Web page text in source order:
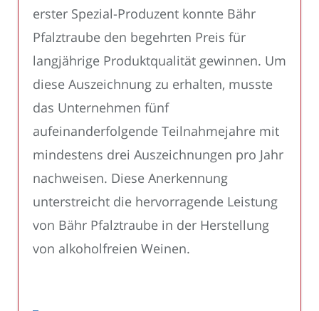
erster Spezial-Produzent konnte Bähr
Pfalztraube den begehrten Preis für
langjährige Produktqualität gewinnen. Um
diese Auszeichnung zu erhalten, musste
das Unternehmen fünf
aufeinanderfolgende Teilnahmejahre mit
mindestens drei Auszeichnungen pro Jahr
nachweisen. Diese Anerkennung
unterstreicht die hervorragende Leistung
von Bähr Pfalztraube in der Herstellung
von alkoholfreien Weinen.